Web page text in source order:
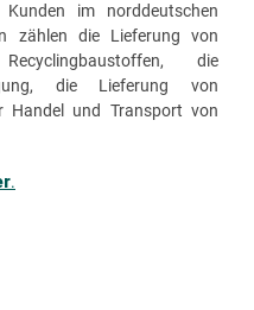
im norddeutschen
zählen die Lieferung von
die
die Lieferung von
Handel und Transport von
.